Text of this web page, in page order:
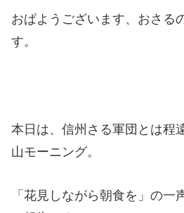
おぱようございます、おさる
す。
本日は、信州さる軍団とは程
山モーニング。
「花見しながら朝食を」の一